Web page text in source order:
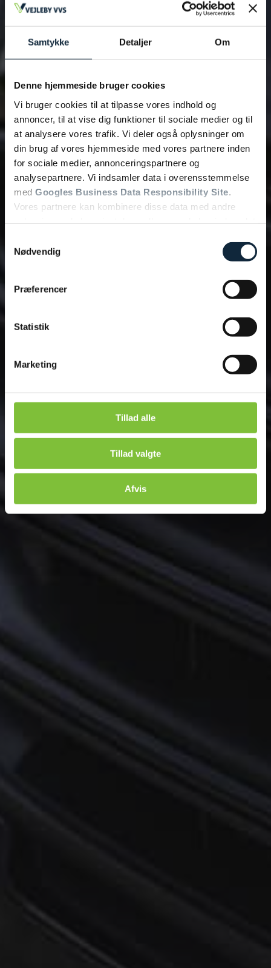
Samtykke Detaljer Om
Denne hjemmeside bruger cookies
Vi bruger cookies til at tilpasse vores indhold og
annoncer, til at vise dig funktioner til sociale medier og til
at analysere vores trafik. Vi deler også oplysninger om
din brug af vores hjemmeside med vores partnere inden
for sociale medier, annonceringspartnere og
analysepartnere. Vi indsamler data i overensstemmelse
med Googles Business Data Responsibility Site
Vores partnere kan kombinere disse data med andre
Nødvendig
Præferencer
Statistik
Marketing
Tillad alle
Tillad valgte
Afvis
Bliv kontaktet